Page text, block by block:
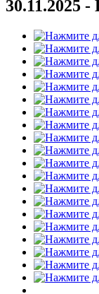
30.11.2025